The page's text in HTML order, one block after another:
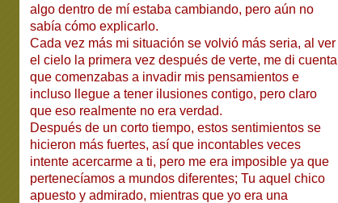
algo dentro de mí estaba cambiando, pero aún no
sabía cómo explicarlo.
Cada vez más mi situación se volvió más seria, al ver
el cielo la primera vez después de verte, me di cuenta
que comenzabas a invadir mis pensamientos e
incluso llegue a tener ilusiones contigo, pero claro
que eso realmente no era verdad.
Después de un corto tiempo, estos sentimientos se
hicieron más fuertes, así que incontables veces
intente acercarme a ti, pero me era imposible ya que
pertenecíamos a mundos diferentes; Tu aquel chico
apuesto y admirado, mientras que yo era una